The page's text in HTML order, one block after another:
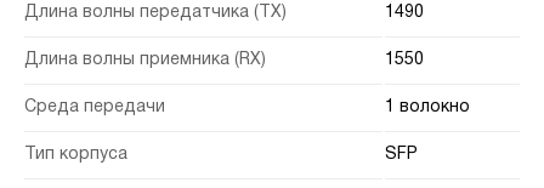
Длина волны передатчика (TX) 1490
Длина волны приемника (RX) 1550
Среда передачи 1 волокно
Тип корпуса SFP